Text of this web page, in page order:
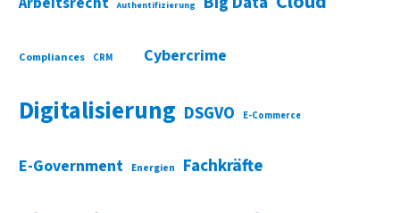
Authentifizierung
Compliances CRM Cybercrime
Digitalisierung DSGVO E-Commerce
E-Government Energien Fachkräfte